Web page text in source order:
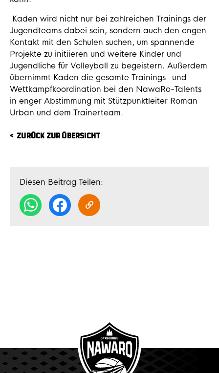
Kaden wird nicht nur bei zahlreichen Trainings der
Jugendteams dabei sein, sondern auch den engen
Kontakt mit den Schulen suchen, um spannende
Projekte zu initiieren und weitere Kinder und
Jugendliche für Volleyball zu begeistern. Außerdem
übernimmt Kaden die gesamte Trainings- und
Wettkampfkoordination bei den NawaRo-Talents
in enger Abstimmung mit Stützpunktleiter Roman
Urban und dem Trainerteam.
ZURÜCK ZUR ÜBERSICHT
Diesen Beitrag Teilen: